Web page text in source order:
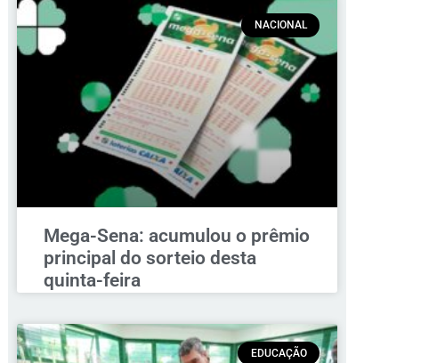
NACIONAL
Mega-Sena: acumulou o prêmio
principal do sorteio desta
quinta-feira
EDUCAÇÃO